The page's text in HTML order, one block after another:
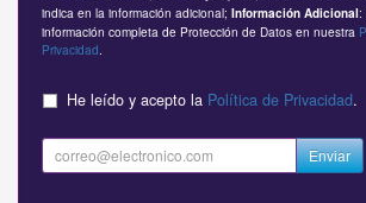
indica en la información adicional; Información Adicional:
información completa de Protección de Datos en nuestra
Privacidad
He leído y acepto la Política de Privacidad.
Enviar